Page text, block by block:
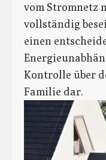
vom Stromnetz
vollständig
einen
Kontrolle über
Familie dar.